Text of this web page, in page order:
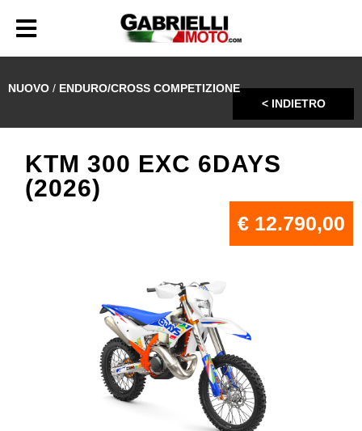
NUOVO / ENDURO/CROSS COMPETIZIONE
< INDIETRO
KTM 300 EXC 6DAYS
(2026)
€ 12.790,00